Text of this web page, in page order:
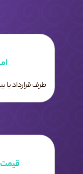
طرف قرارداد